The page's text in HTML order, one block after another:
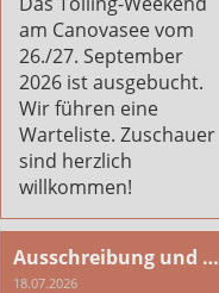
am Canovasee vom
26./27. September
2026 ist ausgebucht.
Wir führen eine
Warteliste. Zuschauer
sind herzlich
willkommen!
Ausschreibung und Anmeldung Plausch- und Arbeitstag 2026
18.07.2026